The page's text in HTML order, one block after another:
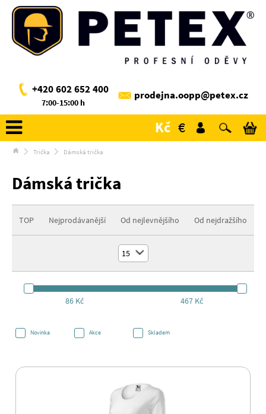
+420 602 652 400
7:00-15:00 h
prodejna.oopp@petex.cz
Kč €
Trička Dámská trička
Dámská trička
TOP Nejprodávanější Od nejlevnějšího Od nejdražšího
15
86 Kč 467 Kč
Novinka Akce Skladem